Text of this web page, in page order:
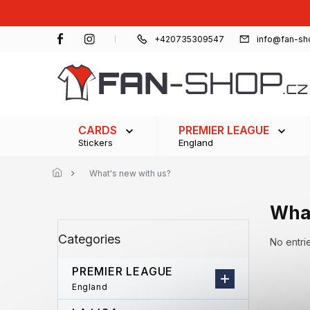
+420735309547 info@fan-
CARDS
Stickers
PREMIER LEAGUE
England
What's new with us?
i
a
categories
Categories
PREMIER LEAGUE
England
No